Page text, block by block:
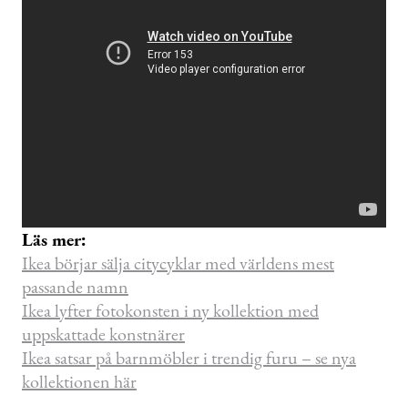
Läs mer:
Ikea börjar sälja citycyklar med världens mest
passande namn
Ikea lyfter fotokonsten i ny kollektion med
uppskattade konstnärer
Ikea satsar på barnmöbler i trendig furu – se nya
kollektionen här